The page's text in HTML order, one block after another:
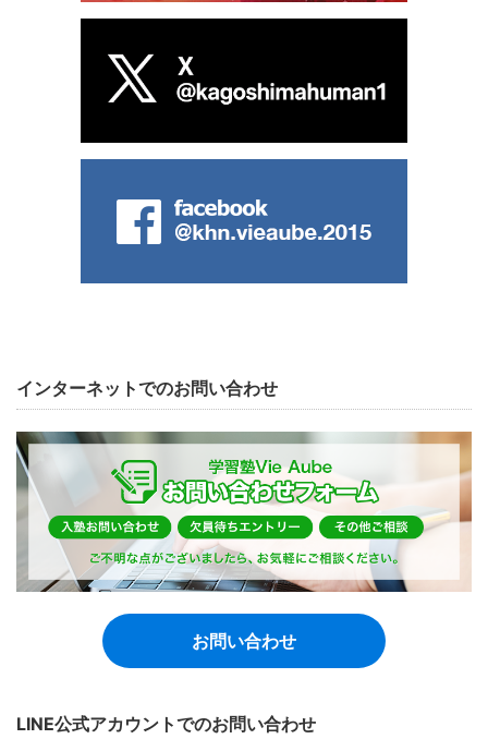
インターネットでのお問い合わせ
お問い合わせ
LINE公式アカウントでのお問い合わせ